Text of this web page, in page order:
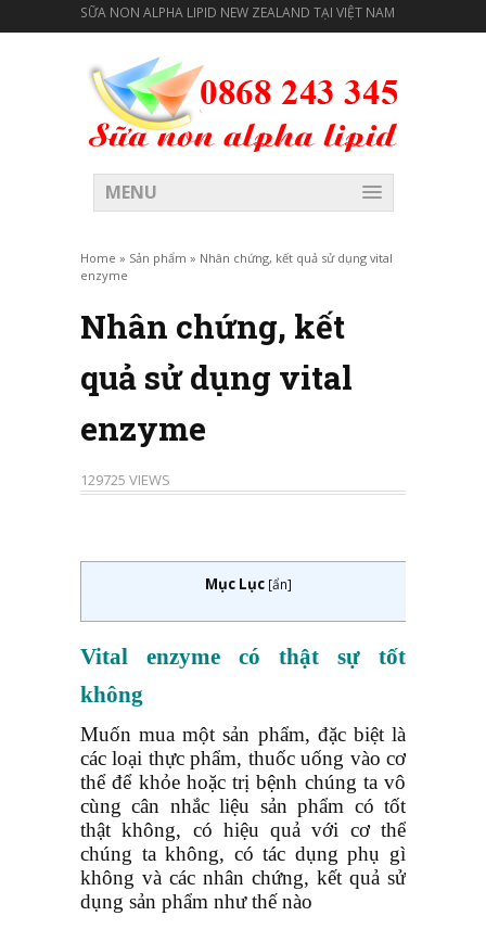
SỮA NON ALPHA LIPID NEW ZEALAND TẠI VIỆT NAM
MENU
Home » Sản phẩm » Nhân chứng, kết quả sử dụng vital
enzyme
Nhân chứng, kết
quả sử dụng vital
enzyme
129725 VIEWS
Mục Lục [ẩn]
Vital enzyme có thật sự tốt
không
Muốn mua một sản phẩm, đặc biệt là
các loại thực phẩm, thuốc uống vào cơ
thể để khỏe hoặc trị bệnh chúng ta vô
cùng cân nhắc liệu sản phẩm có tốt
thật không, có hiệu quả với cơ thể
chúng ta không, có tác dụng phụ gì
không và các nhân chứng, kết quả sử
dụng sản phẩm như thế nào